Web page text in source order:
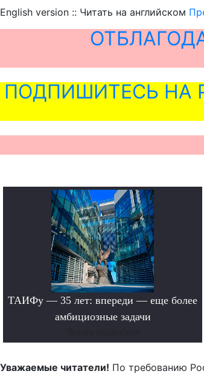
English version :: Читать на английском
ПОДПИШИТЕСЬ НА
ТАИФу — 35 лет: впереди — еще более
амбициозные задачи
Уважаемые читатели! По требованию